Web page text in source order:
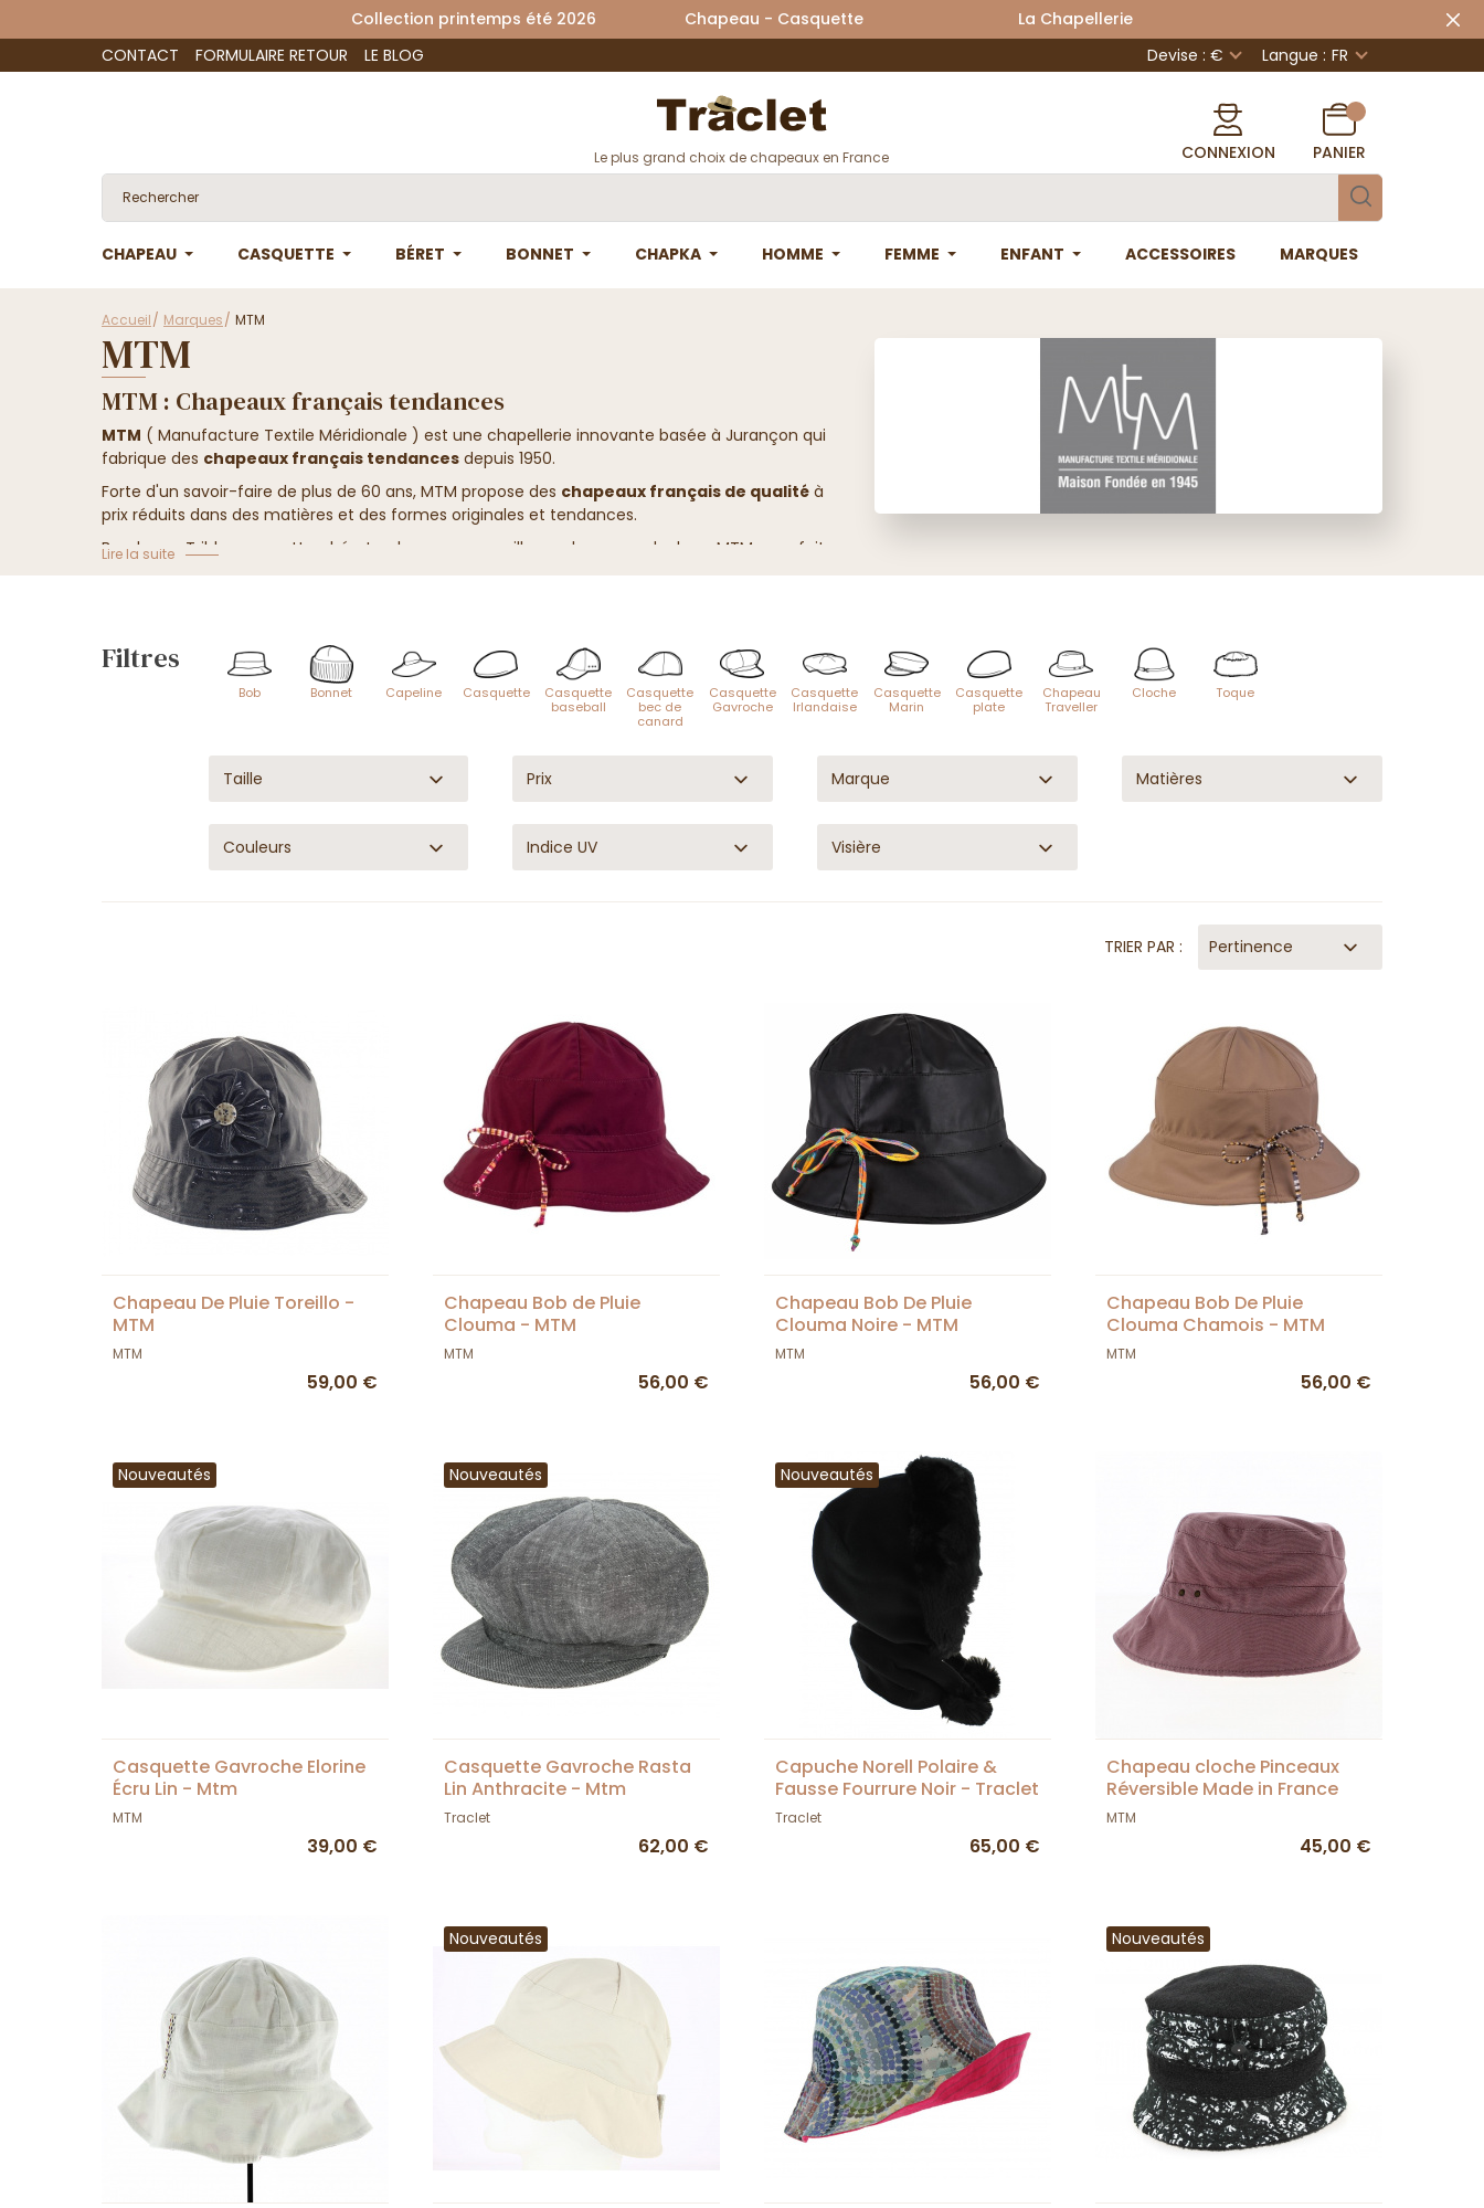
Collection printemps été 2026 Chapeau - Casquette La Chapellerie
CONTACT
FORMULAIRE RETOUR LE BLOG Devise : € Langue : FR
Le plus grand choix de chapeaux en France CONNEXION PANIER
CHAPEAU CASQUETTE BÉRET BONNET CHAPKA HOMME FEMME ENFANT ACCESSOIRES MARQUES
Accueil Marques MTM
MTM
MTM : Chapeaux français tendances
MTM ( Manufacture Textile Méridionale ) est une chapellerie innovante basée à Jurançon qui
fabrique des chapeaux français tendances depuis 1950.
Forte d'un savoir-faire de plus de 60 ans, MTM propose des chapeaux français de qualité à
prix réduits dans des matières et des formes originales et tendances.
Bandeaux, Tribly, casquettes, bérets, chapeaux en paille ou chapeaux cloches : MTM vous fait
découvrir un large choix de chapeaux dans la plus pure tradition française.
Lire la suite
Filtres
Bob Bonnet Capeline Casquette
Casquette
baseball
Casquette
bec de
canard
Casquette
Gavroche
Casquette
Irlandaise
Casquette
Marin
Casquette
plate
Chapeau
Traveller
Cloche Toque
Taille Prix Marque Matières
Couleurs Indice UV Visière
TRIER PAR : Pertinence
Chapeau De Pluie Toreillo -
MTM
MTM
59,00 €
Chapeau Bob de Pluie
Clouma - MTM
MTM
56,00 €
Chapeau Bob De Pluie
Clouma Noire - MTM
MTM
56,00 €
Chapeau Bob De Pluie
Clouma Chamois - MTM
MTM
56,00 €
Nouveautés
Casquette Gavroche Elorine
Écru Lin - Mtm
MTM
39,00 €
Nouveautés
Casquette Gavroche Rasta
Lin Anthracite - Mtm
Traclet
62,00 €
Nouveautés
Capuche Norell Polaire &
Fausse Fourrure Noir - Traclet
Traclet
65,00 €
Chapeau cloche Pinceaux
Réversible Made in France
Coton - MTM
MTM
45,00 €
Nouveautés Nouveautés